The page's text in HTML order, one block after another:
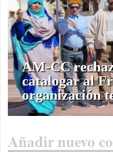
AM-CC
catalogar al
organización
Añadir nuevo